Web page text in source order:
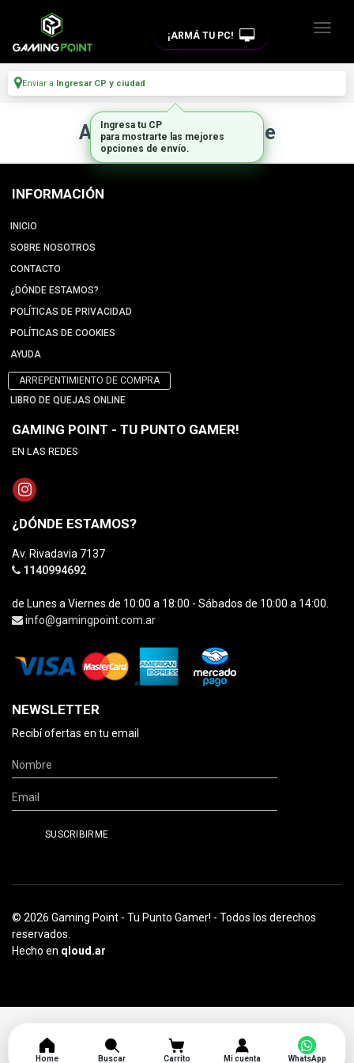
¡ARMÁ TU PC!
Enviar a Ingresar CP y ciudad
Artículo no disponible
INFORMACIÓN
INICIO
SOBRE NOSOTROS
CONTACTO
¿DÓNDE ESTAMOS?
POLÍTICAS DE PRIVACIDAD
POLÍTICAS DE COOKIES
AYUDA
ARREPENTIMIENTO DE COMPRA
LIBRO DE QUEJAS ONLINE
GAMING POINT - TU PUNTO GAMER!
EN LAS REDES
¿DÓNDE ESTAMOS?
Av. Rivadavia 7137
1140994692
de Lunes a Viernes de 10:00 a 18:00 - Sábados de 10:00 a 14:00.
info@gamingpoint.com.ar
NEWSLETTER
Recibí ofertas en tu email
© 2026 Gaming Point - Tu Punto Gamer! - Todos los derechos
reservados.
Hecho en qloud.ar
Home Buscar Carrito Mi cuenta
Ingresa tu CP
para mostrarte las mejores
opciones de envío.